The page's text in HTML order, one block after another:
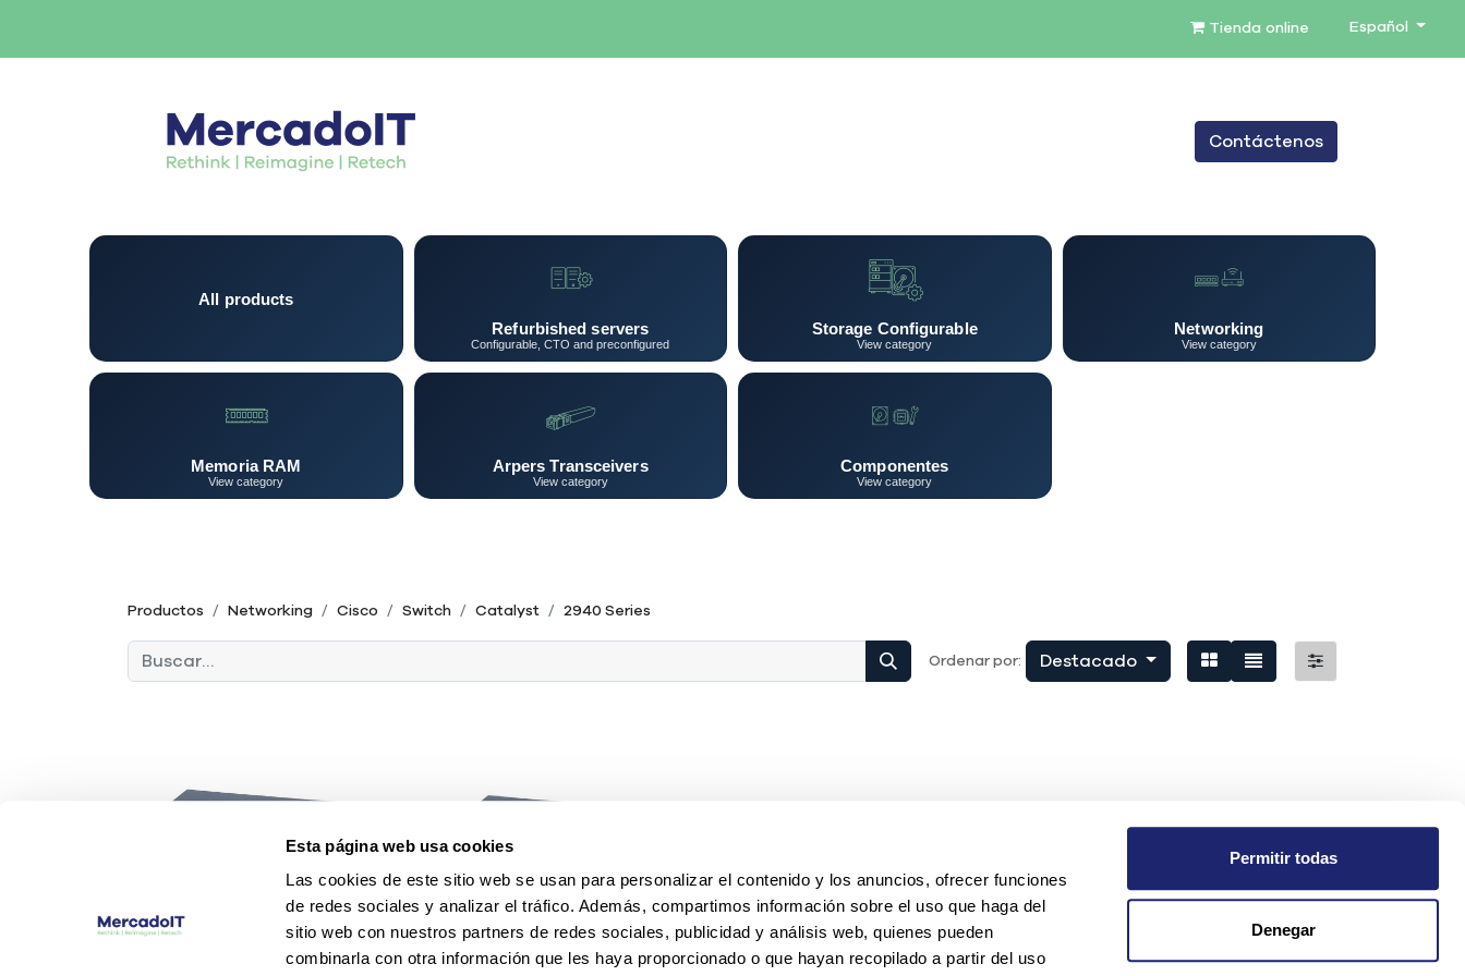
Esta página web usa cookies
Las cookies de este sitio web se usan para personalizar el contenido y los anuncios, ofrecer funciones
de redes sociales y analizar el tráfico. Además, compartimos información sobre el uso que haga del
sitio web con nuestros partners de redes sociales, publicidad y análisis web, quienes pueden
combinarla con otra información que les haya proporcionado o que hayan recopilado a partir del uso
Permitir todas
Denegar
Tienda online Español
BLOG
Contáctenos
All products
Refurbished servers
Configurable, CTO and preconfigured
Storage Configurable
View category
Networking
View category
Memoria RAM
View category
Arpers Transceivers
View category
Componentes
View category
Productos Networking Cisco Switch Catalyst 2940 Series
Ordenar por: Destacado